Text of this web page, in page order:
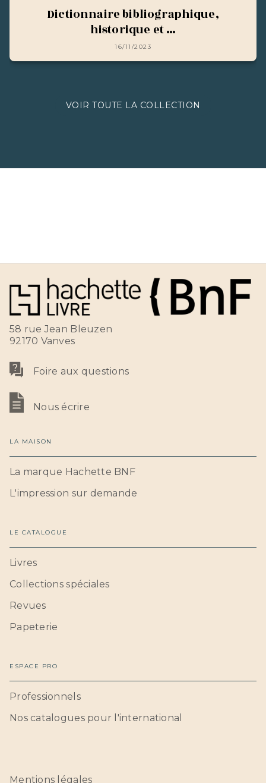
Dictionnaire bibliographique,
historique et …
16/11/2023
VOIR TOUTE LA COLLECTION
58 rue Jean Bleuzen
92170 Vanves
Foire aux questions
Nous écrire
LA MAISON
La marque Hachette BNF
L'impression sur demande
LE CATALOGUE
Livres
Collections spéciales
Revues
Papeterie
ESPACE PRO
Professionnels
Nos catalogues pour l'international
Mentions légales